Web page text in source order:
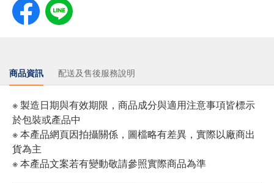
商品資訊 配送及售後服務說明
※ 製造日期與有效期限，商品成分與適用注意事項皆標示
於包裝或產品中
※ 本產品網頁因拍攝關係，圖檔略有差異，實際以廠商出
貨為主
※ 本產品文案若有變動敬請參照實際商品為準